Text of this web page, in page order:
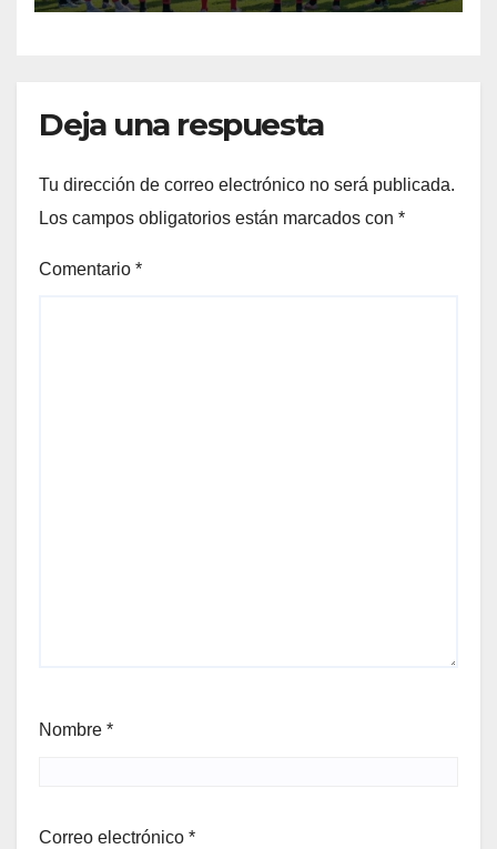
Deja una respuesta
Tu dirección de correo electrónico no será publicada.
Los campos obligatorios están marcados con *
Comentario *
Nombre *
Correo electrónico *